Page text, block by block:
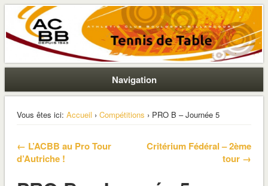
ACBB – Tennis de Table
La section ping de Boulogne
Navigation
Vous êtes ici: Accueil › Compétitions › PRO B – Journée 5
← L’ACBB au Pro Tour
d’Autriche !
Critérium Fédéral – 2ème
tour →